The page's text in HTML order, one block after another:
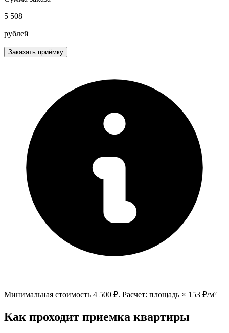
5 508
рублей
Заказать приёмку
Минимальная стоимость 4 500 ₽. Расчет: площадь × 153 ₽/м²
Как проходит приемка квартиры